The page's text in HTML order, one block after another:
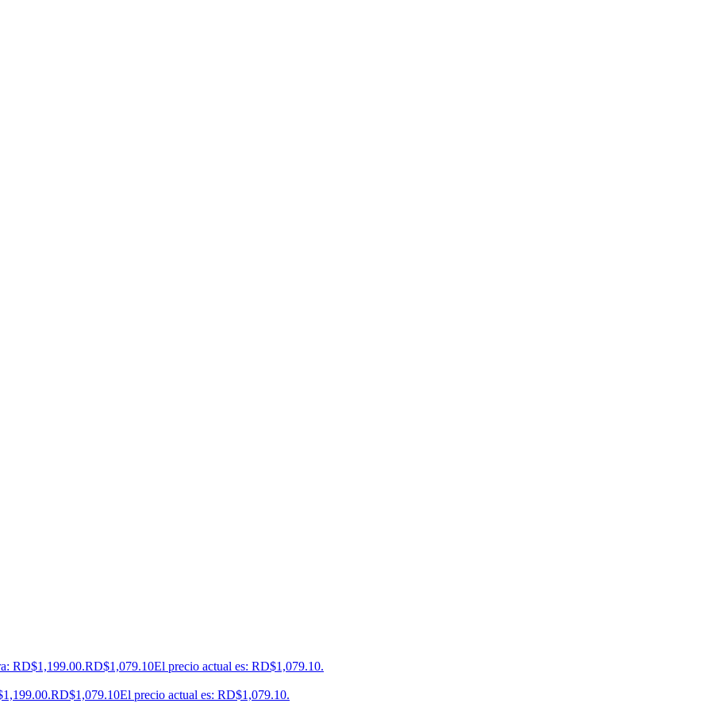
RD$1,199.00.RD$1,079.10El precio actual es: RD$1,079.10.
RD$1,079.10El precio actual es: RD$1,079.10.